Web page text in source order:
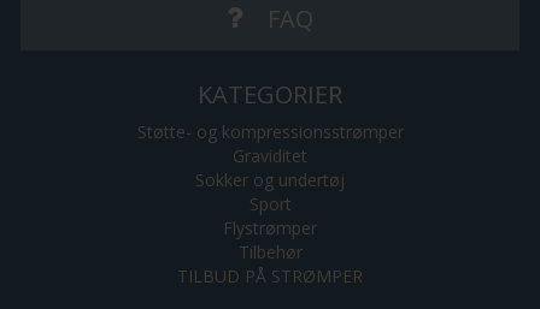
FAQ
KATEGORIER
Støtte- og kompressionsstrømper
Graviditet
Sokker og undertøj
Sport
Flystrømper
Tilbehør
TILBUD PÅ STRØMPER